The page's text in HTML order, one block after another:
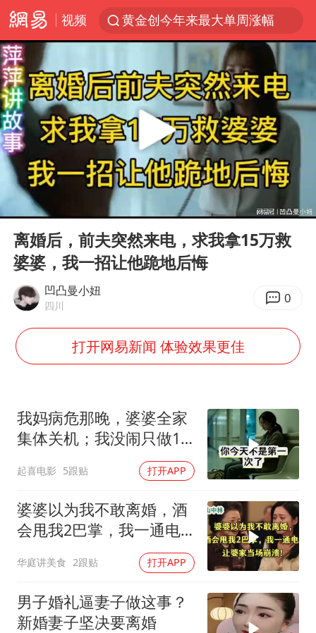
视频
黄金创今年来最大单周涨幅
浙江温州发布台风橙色预警信号
解锁各地夏日限定体验
男童模仿奥特曼从高处跳下致骨折
富婆带资进组给自己硬加60多场吻戏
金饰克价一夜涨回1300元
峰哥实名举报汪海林偷税漏税
名创优品一次性内裤 颜面尽失
白海豚将正面袭击贯穿浙江
台风白海豚实时路径
包文婧：二胎很难一碗水端平
女主硬加吻戏短剧已下架
浙江台州《告全体市民书》
浙江一9岁男孩被海浪卷走仍在搜救中
郑丽文：台湾从来没有“独立”过
人民的健康、体质、幸福一脉相承
Play
00:00
离婚后，前夫突然来电，求我拿15万救
婆婆，我一招让他跪地后悔
凹凸曼小妞
四川 0
打开网易新闻 体验效果更佳
我妈病危那晚，婆婆全家
集体关机；我没闹只做1
事，6天后她打来电话：
你是不是疯了？
起喜电影 5跟贴 打开APP
婆婆以为我不敢离婚，酒
会甩我2巴掌，我一通电
华庭讲美食 2跟贴 打开APP
男子婚礼逼妻子做这事？
新婚妻子坚决要离婚